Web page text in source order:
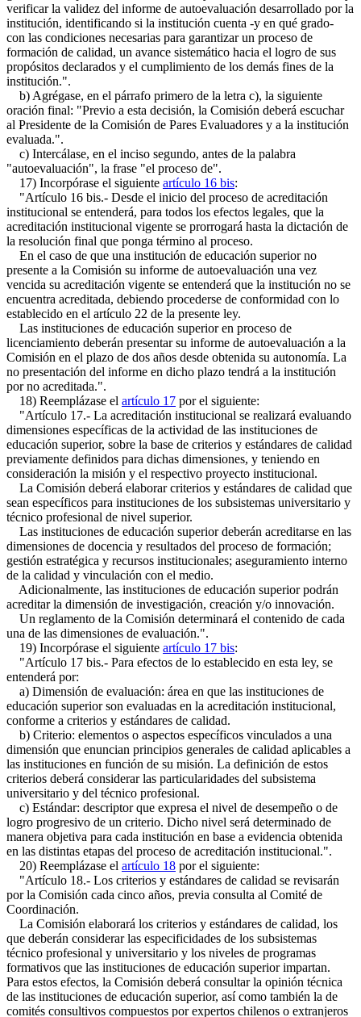
verificar la validez del informe de autoevaluación desarrollado por la
institución, identificando si la institución cuenta -y en qué grado-
con las condiciones necesarias para garantizar un proceso de
formación de calidad, un avance sistemático hacia el logro de sus
propósitos declarados y el cumplimiento de los demás fines de la
institución.".
b) Agrégase, en el párrafo primero de la letra c), la siguiente
oración final: "Previo a esta decisión, la Comisión deberá escuchar
al Presidente de la Comisión de Pares Evaluadores y a la institución
evaluada.".
c) Intercálase, en el inciso segundo, antes de la palabra
"autoevaluación", la frase "el proceso de".
17) Incorpórase el siguiente artículo 16 bis:
"Artículo 16 bis.- Desde el inicio del proceso de acreditación
institucional se entenderá, para todos los efectos legales, que la
acreditación institucional vigente se prorrogará hasta la dictación de
la resolución final que ponga término al proceso.
En el caso de que una institución de educación superior no
presente a la Comisión su informe de autoevaluación una vez
vencida su acreditación vigente se entenderá que la institución no se
encuentra acreditada, debiendo procederse de conformidad con lo
establecido en el artículo 22 de la presente ley.
Las instituciones de educación superior en proceso de
licenciamiento deberán presentar su informe de autoevaluación a la
Comisión en el plazo de dos años desde obtenida su autonomía. La
no presentación del informe en dicho plazo tendrá a la institución
por no acreditada.".
18) Reemplázase el artículo 17 por el siguiente:
"Artículo 17.- La acreditación institucional se realizará evaluando
dimensiones específicas de la actividad de las instituciones de
educación superior, sobre la base de criterios y estándares de calidad
previamente definidos para dichas dimensiones, y teniendo en
consideración la misión y el respectivo proyecto institucional.
La Comisión deberá elaborar criterios y estándares de calidad que
sean específicos para instituciones de los subsistemas universitario y
técnico profesional de nivel superior.
Las instituciones de educación superior deberán acreditarse en las
dimensiones de docencia y resultados del proceso de formación;
gestión estratégica y recursos institucionales; aseguramiento interno
de la calidad y vinculación con el medio.
Adicionalmente, las instituciones de educación superior podrán
acreditar la dimensión de investigación, creación y/o innovación.
Un reglamento de la Comisión determinará el contenido de cada
una de las dimensiones de evaluación.".
19) Incorpórase el siguiente artículo 17 bis:
"Artículo 17 bis.- Para efectos de lo establecido en esta ley, se
entenderá por:
a) Dimensión de evaluación: área en que las instituciones de
educación superior son evaluadas en la acreditación institucional,
conforme a criterios y estándares de calidad.
b) Criterio: elementos o aspectos específicos vinculados a una
dimensión que enuncian principios generales de calidad aplicables a
las instituciones en función de su misión. La definición de estos
criterios deberá considerar las particularidades del subsistema
universitario y del técnico profesional.
c) Estándar: descriptor que expresa el nivel de desempeño o de
logro progresivo de un criterio. Dicho nivel será determinado de
manera objetiva para cada institución en base a evidencia obtenida
en las distintas etapas del proceso de acreditación institucional.".
20) Reemplázase el artículo 18 por el siguiente:
"Artículo 18.- Los criterios y estándares de calidad se revisarán
por la Comisión cada cinco años, previa consulta al Comité de
Coordinación.
La Comisión elaborará los criterios y estándares de calidad, los
que deberán considerar las especificidades de los subsistemas
técnico profesional y universitario y los niveles de programas
formativos que las instituciones de educación superior impartan.
Para estos efectos, la Comisión deberá consultar la opinión técnica
de las instituciones de educación superior, así como también la de
comités consultivos compuestos por expertos chilenos o extranjeros